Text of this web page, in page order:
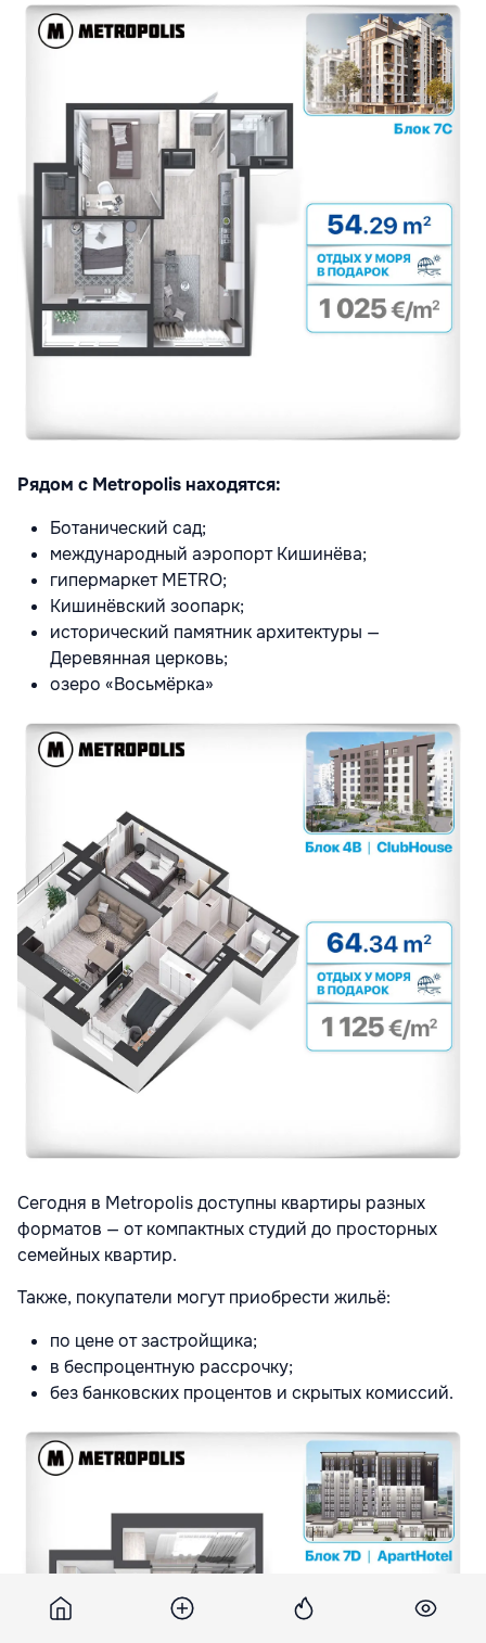
Рядом с Metropolis находятся:
Ботанический сад;
международный аэропорт Кишинёва;
гипермаркет METRO;
Кишинёвский зоопарк;
исторический памятник архитектуры —
Деревянная церковь;
озеро «Восьмёрка»
Сегодня в Metropolis доступны квартиры разных
форматов — от компактных студий до просторных
семейных квартир.
Также, покупатели могут приобрести жильё:
по цене от застройщика;
в беспроцентную рассрочку;
без банковских процентов и скрытых комиссий.